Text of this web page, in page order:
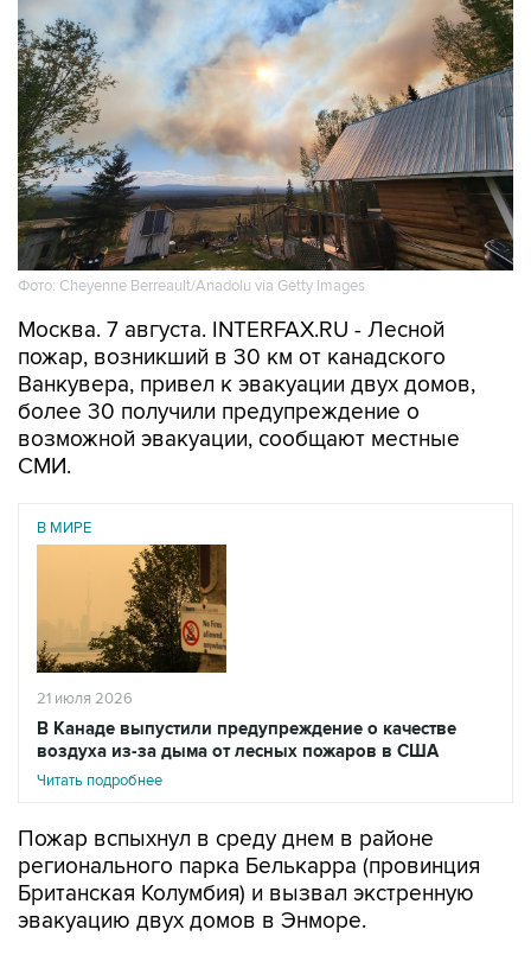
Фото: Cheyenne Berreault/Anadolu via Getty Images
Москва. 7 августа. INTERFAX.RU - Лесной
пожар, возникший в 30 км от канадского
Ванкувера, привел к эвакуации двух домов,
более 30 получили предупреждение о
возможной эвакуации, сообщают местные
СМИ.
В МИРЕ
21 июля 2026
В Канаде выпустили предупреждение о качестве
воздуха из-за дыма от лесных пожаров в США
Читать подробнее
Пожар вспыхнул в среду днем в районе
регионального парка Белькарра (провинция
Британская Колумбия) и вызвал экстренную
эвакуацию двух домов в Энморе.